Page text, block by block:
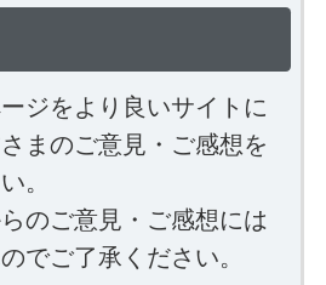
ジをより良いサイトに
まのご意見・ご感想を
。
のご意見・ご感想には
でご了承ください。